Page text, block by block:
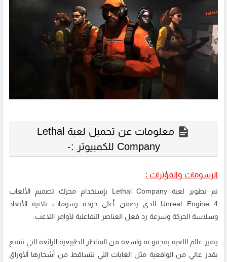
معلومات عن تحميل لعبة Lethal
Company للكمبيوتر :-
الرسومات والمؤثرات :
تم تطوير لعبة Lethal Company بإستخدام محرك تصميم الألعاب
Unreal Engine 4 الذي يضمن أعلى جودة رسومات ثلاثية الأبعاد
وسلاسة الحركة وسرعة رد فعل العناصر التفاعلية لأوامر اللاعب.
يتميز عالم اللعبة بمجموعة واسعة من المناظر الطبيعية الرائعة التي تتمتع
بقدر عالي من الواقعية مثل الغابات التي تتساقط من أشجارها ألأوراق